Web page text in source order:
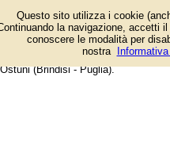
negozi, aziende, artigiani e
professionisti. Guida web alla città di
Ostuni (Brindisi - Puglia).
Questo sito utilizza i cookie
la navigazione, accetti
conoscere le modalità per
nostra